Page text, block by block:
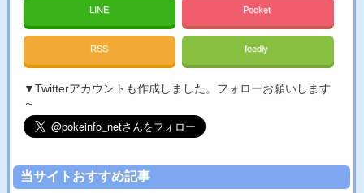
LINE Pocket
RSS feedly
▼Twitterアカウントも作成しました。フォローお願いします
～
当サイトおすすめ記事